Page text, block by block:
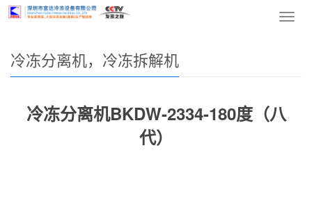
导
网站首页>产品中心 >冷冻分离机，冷冻拆解机
冷冻分离机，冷冻拆解机
冷冻分离机BKDW-2334-180度（八
代）